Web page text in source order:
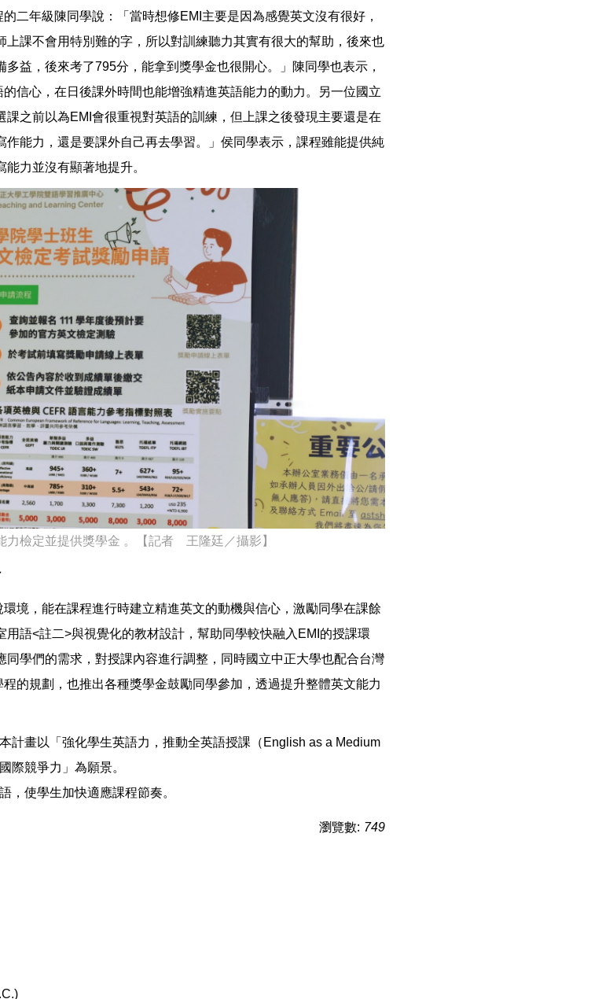
二年級陳同學說：「當時想修EMI主要是因為感覺英文沒有很好，
上課不會用特別難的字，所以對訓練聽力其實有很大的幫助，後來也
益，後來考了795分，能拿到獎學金也很開心。」陳同學也表示，
信心，在日後課外時間也能增強精進英語能力的動力。另一位國立
之前以為EMI會很重視對英語的訓練，但上課之後發現主要還是在
能力，還是要課外自己再去學習。」侯同學表示，課程雖能提供純
力並沒有顯著地提升。
力檢定並提供獎學金 。【記者 王隆廷／攝影】
境，能在課程進行時建立精進英文的動機與信心，激勵同學在課餘
語<註二>與視覺化的教材設計，幫助同學較快融入EMI的授課環
學們的需求，對授課內容進行調整，同時國立中正大學也配合台灣
的規劃，也推出各種獎學金鼓勵同學參加，透過提升整體英文能力
計畫以「強化學生英語力，推動全英語授課（English as a Medium
際競爭力」為願景。
，使學生加快適應課程節奏。
瀏覽數: 749